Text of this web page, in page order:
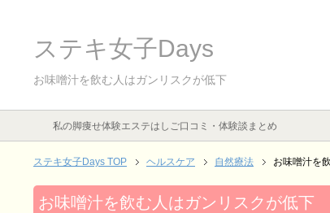
ステキ女子Days
お味噌汁を飲む人はガンリスクが低下
私の脚痩せ体験エステはしご口コミ・体験談まとめ
ステキ女子Days TOP ヘルスケア 自然療法 お味噌汁を
お味噌汁を飲む人はガンリスクが低下